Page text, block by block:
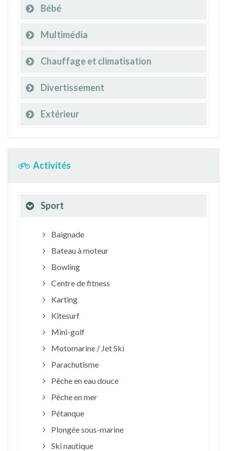
Bébé
Multimédia
Chauffage et climatisation
Divertissement
Extérieur
Activités
Sport
Baignade
Bateau à moteur
Bowling
Centre de fitness
Karting
Kitesurf
Mini-golf
Motomarine / Jet Ski
Parachutisme
Pêche en eau douce
Pêche en mer
Pétanque
Plongée sous-marine
Ski nautique